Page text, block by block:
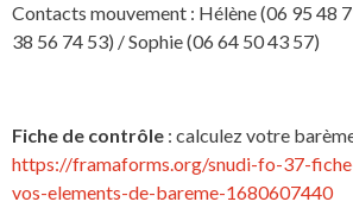
Contacts mouvement : Hélène (06 95 48
38 56 74 53) / Sophie (06 64 50 43 57)
Fiche de contrôle : calculez votre
https://framaforms.org/snudi-fo-37-
vos-elements-de-bareme-1680607440